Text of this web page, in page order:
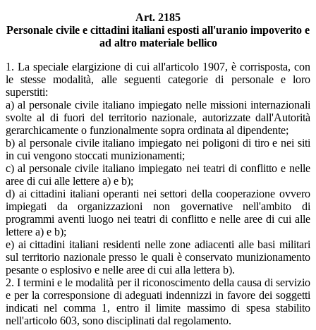
Art. 2185
Personale civile e cittadini italiani esposti all'uranio impoverito e
ad altro materiale bellico
1. La speciale elargizione di cui all'articolo 1907, è corrisposta, con
le stesse modalità, alle seguenti categorie di personale e loro
superstiti:
a) al personale civile italiano impiegato nelle missioni internazionali
svolte al di fuori del territorio nazionale, autorizzate dall'Autorità
gerarchicamente o funzionalmente sopra ordinata al dipendente;
b) al personale civile italiano impiegato nei poligoni di tiro e nei siti
in cui vengono stoccati munizionamenti;
c) al personale civile italiano impiegato nei teatri di conflitto e nelle
aree di cui alle lettere a) e b);
d) ai cittadini italiani operanti nei settori della cooperazione ovvero
impiegati da organizzazioni non governative nell'ambito di
programmi aventi luogo nei teatri di conflitto e nelle aree di cui alle
lettere a) e b);
e) ai cittadini italiani residenti nelle zone adiacenti alle basi militari
sul territorio nazionale presso le quali è conservato munizionamento
pesante o esplosivo e nelle aree di cui alla lettera b).
2. I termini e le modalità per il riconoscimento della causa di servizio
e per la corresponsione di adeguati indennizzi in favore dei soggetti
indicati nel comma 1, entro il limite massimo di spesa stabilito
nell'articolo 603, sono disciplinati dal regolamento.